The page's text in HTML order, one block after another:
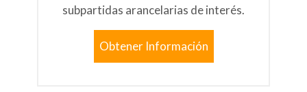
subpartidas arancelarias de interés.
Obtener Información